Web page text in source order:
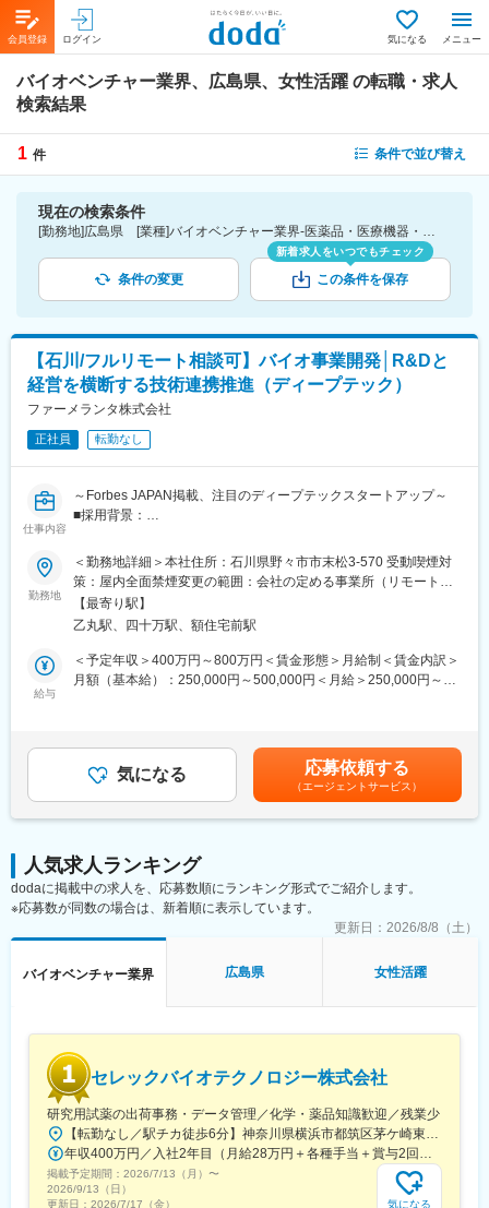
会員登録 ログイン 気になる メニュー
バイオベンチャー業界、広島県、女性活躍 の転職・求人
検索結果
1 件 条件で並び替え
現在の検索条件
[勤務地]広島県 [業種]バイオベンチャー業界-医薬品・医療機器・ライフサイエンス・医療系サービス [詳細条件](会社・職場の環境)女性活躍
条件の変更
新着求人をいつでもチェック
この条件を保存
【石川/フルリモート相談可】バイオ事業開発│R&Dと
経営を横断する技術連携推進（ディープテック）
ファーメランタ株式会社
正社員 転勤なし
仕事内容
～Forbes JAPAN掲載、注目のディープテックスタートアップ～
■採用背景：
づくり拠点を構築するスタートアップです。創業以来、パイプラ
インと外部連携を拡大しており、R&D・事業開発・経営の「あい
だ」を担う新規ポジションを募集します。
■ポジション概要：
研究と事業をつなぐ現場に近い距離で、技術評価・協力関係検
討・新技術導入に横断的に関わるエントリー～ジュニア向けポジ
い方を歓迎します。
7カ国以上のメンバーが集う国際チームで、海外との共同研究・技
術連携・事業連携が日常的に進んでいます。
の作成補助
◇新規PJT候補の技術的フィージビリティ検討の補助（文献調
査、社内データ収集、関係部署との調整等）
◇顧客・共同研究先・CDMO・ベンダーなど外部ステークホルダ
席、フォローアップ）
◇AIツール、ラボオートメーション、先端分析機器などの新技術
導入における情報収集、デモ調整、評価結果の整理
◇プロジェクト・パートナー・技術動向に関する社内データベー
ス/トラッカーの更新・管理
■仕事魅力：
◇R&D・BD・経営の交差点で、会社の技術判断と提携判断のプロ
セスを学べる
勤務地
＜勤務地詳細＞本社住所：石川県野々市市末松3-570 受動喫煙対
策：屋内全面禁煙変更の範囲：会社の定める事業所（リモートワ
ーク含む）
【最寄り駅】
乙丸駅、四十万駅、額住宅前駅
給与
＜予定年収＞400万円～800万円＜賃金形態＞月給制＜賃金内訳＞
月額（基本給）：250,000円～500,000円＜月給＞250,000円～
す。月給(月額)は固定手当を含めた表記です。
気になる 応募依頼する
（エージェントサービス）
人気求人ランキング
dodaに掲載中の求人を、応募数順にランキング形式でご紹介します。
※応募数が同数の場合は、新着順に表示しています。
更新日： 2026/8/8（土）
バイオベンチャー業界 広島県 女性活躍
セレックバイオテクノロジー株式会社
研究用試薬の出荷事務・データ管理／化学・薬品知識歓迎／残業少
【転勤なし／駅チカ徒歩6分】神奈川県横浜市都筑区茅ケ崎東4-5-34 長沢ビル＊U.Iターン歓迎
年収400万円／入社2年目（月給28万円＋各種手当＋賞与2回） 年収500万円／入社5年目（月給30万円＋各種手当＋賞与2回）
掲載予定期間： 2026/7/13（月） 〜
2026/9/13（日）
更新日： 2026/7/17（金） 気になる